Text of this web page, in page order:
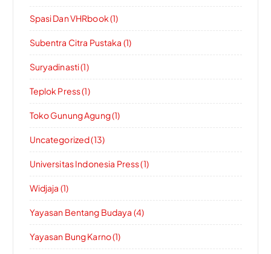
Spasi Dan VHRbook (1)
Subentra Citra Pustaka (1)
Suryadinasti (1)
Teplok Press (1)
Toko Gunung Agung (1)
Uncategorized (13)
Universitas Indonesia Press (1)
Widjaja (1)
Yayasan Bentang Budaya (4)
Yayasan Bung Karno (1)